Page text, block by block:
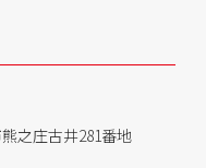
之庄古井281番地